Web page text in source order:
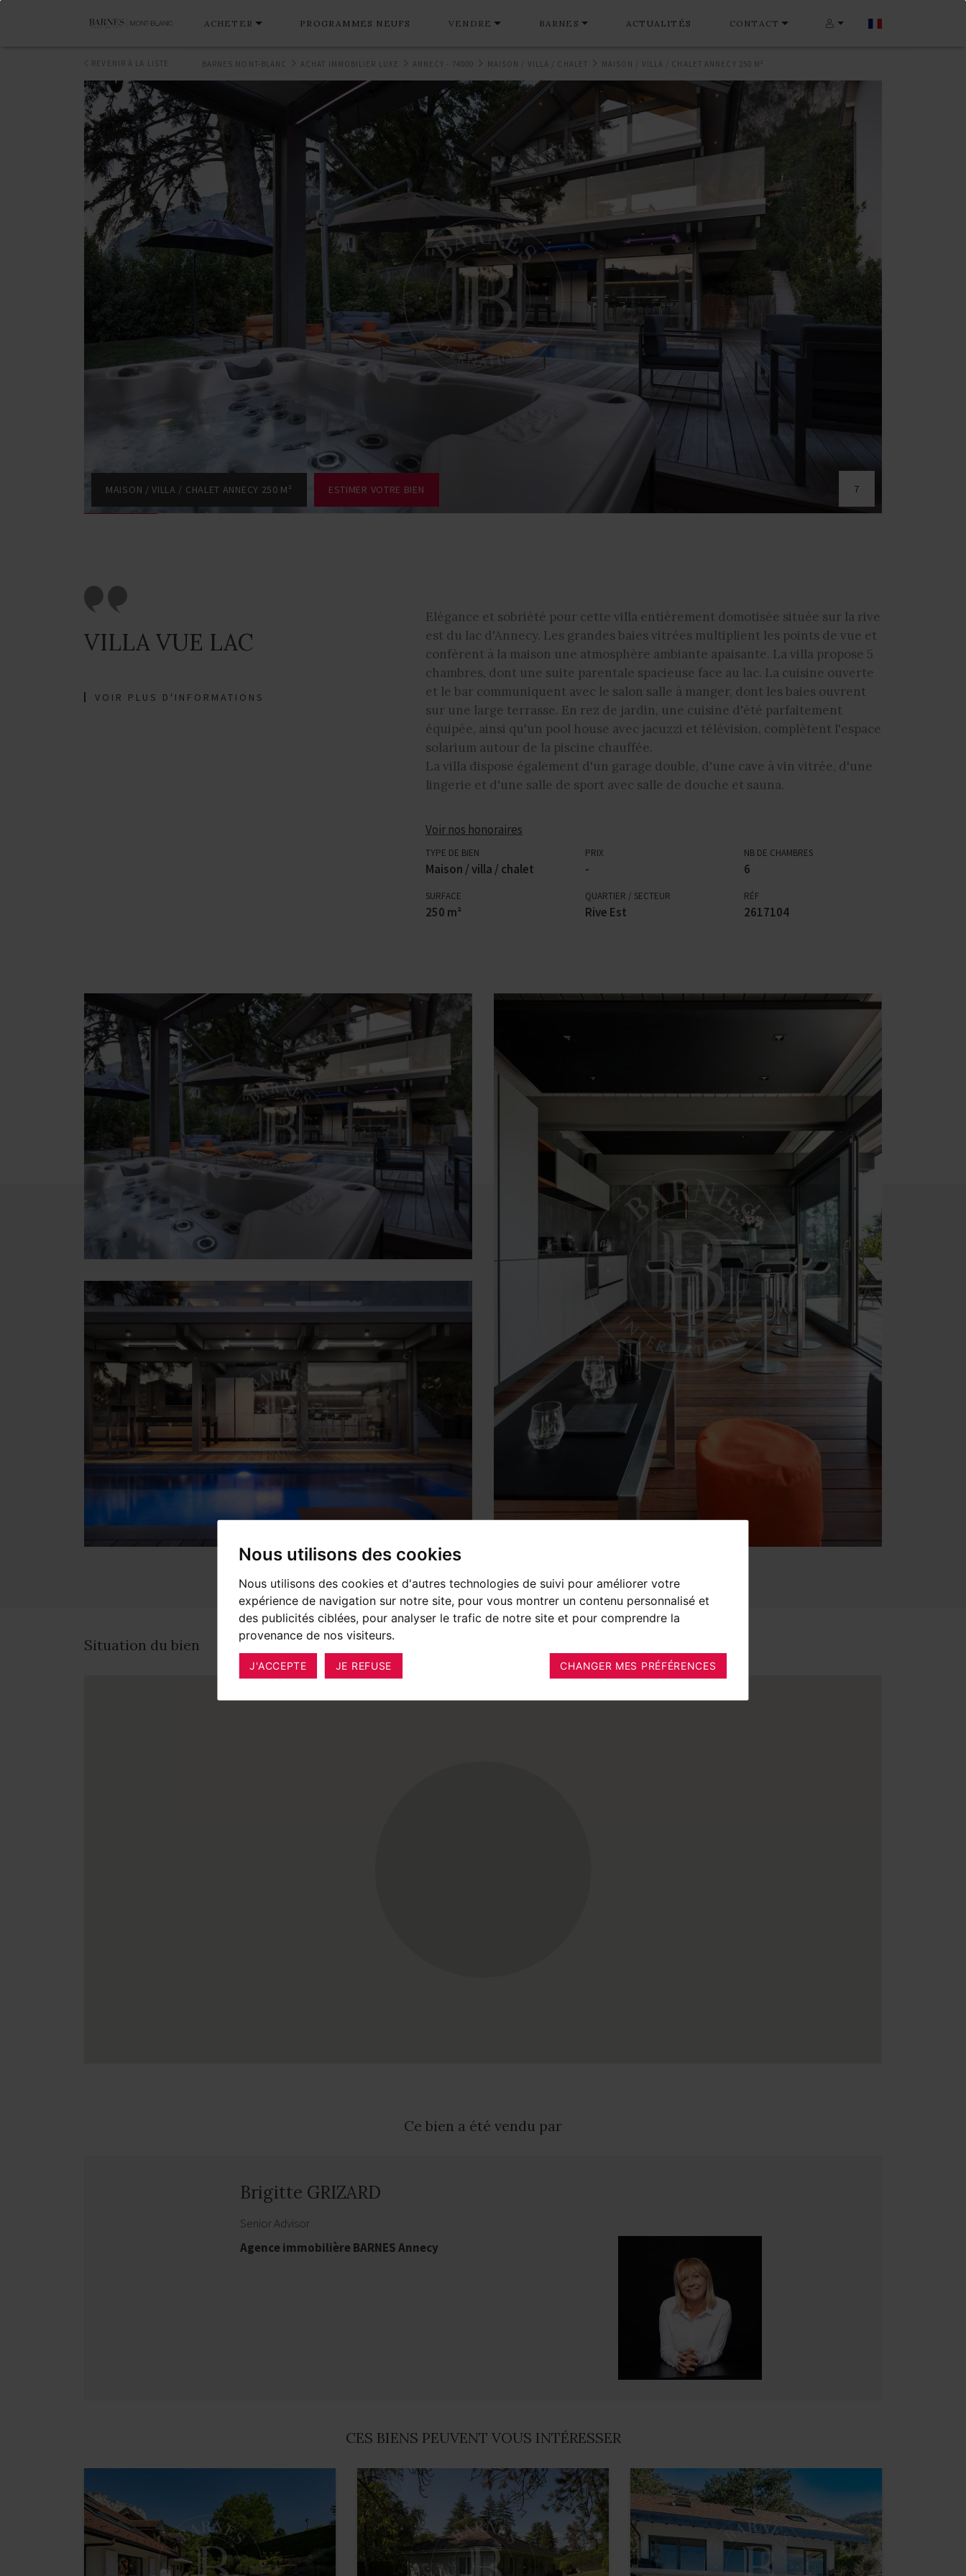
Nous utilisons des cookies
Nous utilisons des cookies et d'autres technologies de suivi pour améliorer votre
expérience de navigation sur notre site, pour vous montrer un contenu personnalisé et
des publicités ciblées, pour analyser le trafic de notre site et pour comprendre la
provenance de nos visiteurs.
J'ACCEPTE JE REFUSE CHANGER MES PRÉFÉRENCES
ACHETER PROGRAMMES NEUFS VENDRE BARNES ACTUALITÉS CONTACT
BARNES MONT-BLANC ACHAT IMMOBILIER LUXE ANNECY - 74000 MAISON / VILLA / CHALET MAISON / VILLA / CHALET ANNECY 250 M²
REVENIR À LA LISTE
MAISON / VILLA / CHALET ANNECY 250 M² ESTIMER VOTRE BIEN 7
VILLA VUE LAC
VOIR PLUS D'INFORMATIONS
Elégance et sobriété pour cette villa entièrement domotisée située sur la rive
est du lac d'Annecy. Les grandes baies vitrées multiplient les points de vue et
confèrent à la maison une atmosphère ambiante apaisante. La villa propose 5
chambres, dont une suite parentale spacieuse face au lac. La cuisine ouverte
et le bar communiquent avec le salon salle à manger, dont les baies ouvrent
sur une large terrasse. En rez de jardin, une cuisine d'été parfaitement
équipée, ainsi qu'un pool house avec jacuzzi et télévision, complètent l'espace
solarium autour de la piscine chauffée.
La villa dispose également d'un garage double, d'une cave à vin vitrée, d'une
lingerie et d'une salle de sport avec salle de douche et sauna.
Voir nos honoraires
TYPE DE BIEN
Maison / villa / chalet
PRIX
-
NB DE CHAMBRES
6
SURFACE
250 m²
QUARTIER / SECTEUR
Rive Est
RÉF
2617104
Situation du bien
Ce bien a été vendu par
Brigitte GRIZARD
Senior Advisor
Agence immobilière BARNES Annecy
CES BIENS PEUVENT VOUS INTÉRESSER